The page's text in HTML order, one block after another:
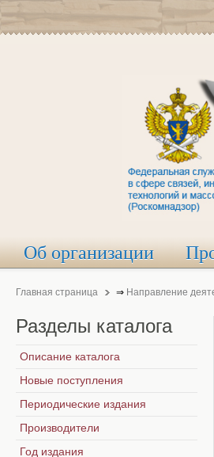
Об организации
Главная страница ⇒ Направление
Разделы каталога
Описание каталога
Новые поступления
Периодические издания
Производители
Год издания